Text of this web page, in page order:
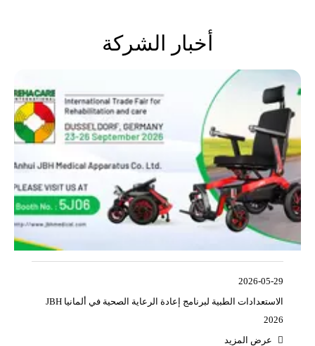
أخبار الشركة
2026-05-29
JBH الاستعدادات الطبية لبرنامج إعادة الرعاية الصحية في ألمانيا
2026
عرض المزيد